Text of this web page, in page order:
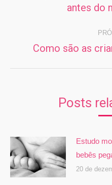
antes do
Como são as
Posts
Estudo
bebês
20 de